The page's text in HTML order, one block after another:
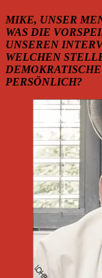
MIKE, UNSER
WAS DIE
UNSEREN
WELCHEN
PERSÖNLICH?